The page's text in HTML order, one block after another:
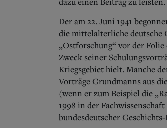
Der am 22. Juni 1941
die mittelalterliche deutsche
„Ostforschung“ vor der
Zweck seiner
Kriegsgebiet hielt. Manche
Vorträge Grundmanns aus
(wenn er zum Beispiel die
1998 in der
bundesdeutscher